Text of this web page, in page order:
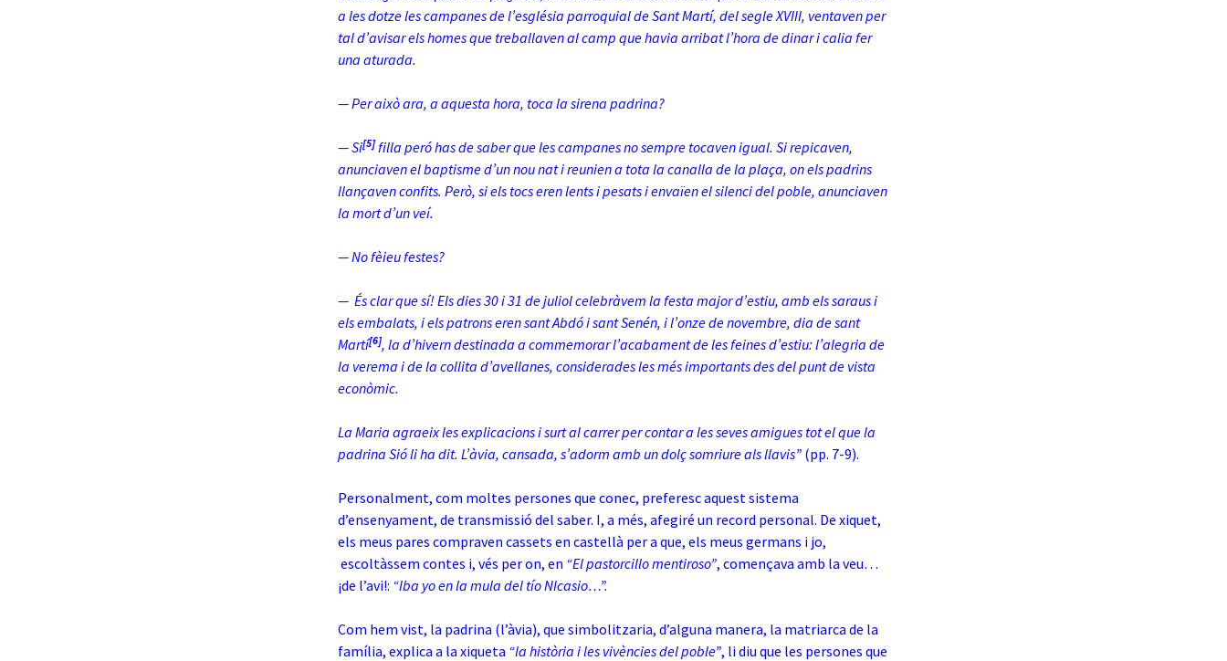
a les dotze les campanes de l’església parroquial de Sant Martí, del segle XVIII, ventaven per
tal d’avisar els homes que treballaven al camp que havia arribat l’hora de dinar i calia fer
una aturada.
— Per això ara, a aquesta hora, toca la sirena padrina?
— Si[5] filla peró has de saber que les campanes no sempre tocaven igual. Si repicaven,
anunciaven el baptisme d’un nou nat i reunien a tota la canalla de la plaça, on els padrins
llançaven confits. Però, si els tocs eren lents i pesats i envaïen el silenci del poble, anunciaven
la mort d’un veí.
— No fèieu festes?
— És clar que sí! Els dies 30 i 31 de juliol celebràvem la festa major d’estiu, amb els saraus i
els embalats, i els patrons eren sant Abdó i sant Senén, i l’onze de novembre, dia de sant
Martí[6], la d’hivern destinada a commemorar l’acabament de les feines d’estiu: l’alegria de
la verema i de la collita d’avellanes, considerades les més importants des del punt de vista
econòmic.
La Maria agraeix les explicacions i surt al carrer per contar a les seves amigues tot el que la
padrina Sió li ha dit. L’àvia, cansada, s’adorm amb un dolç somriure als llavis” (pp. 7-9).
Personalment, com moltes persones que conec, preferesc aquest sistema
d’ensenyament, de transmissió del saber. I, a més, afegiré un record personal. De xiquet,
els meus pares compraven cassets en castellà per a que, els meus germans i jo,
escoltàssem contes i, vés per on, en “El pastorcillo mentiroso”, començava amb la veu…
¡de l’avi!: “Iba yo en la mula del tío NIcasio…”.
Com hem vist, la padrina (l’àvia), que simbolitzaria, d’alguna manera, la matriarca de la
família, explica a la xiqueta “la història i les vivències del poble”, li diu que les persones que